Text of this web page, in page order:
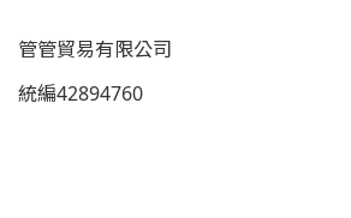
管管貿易有限公司
統編42894760